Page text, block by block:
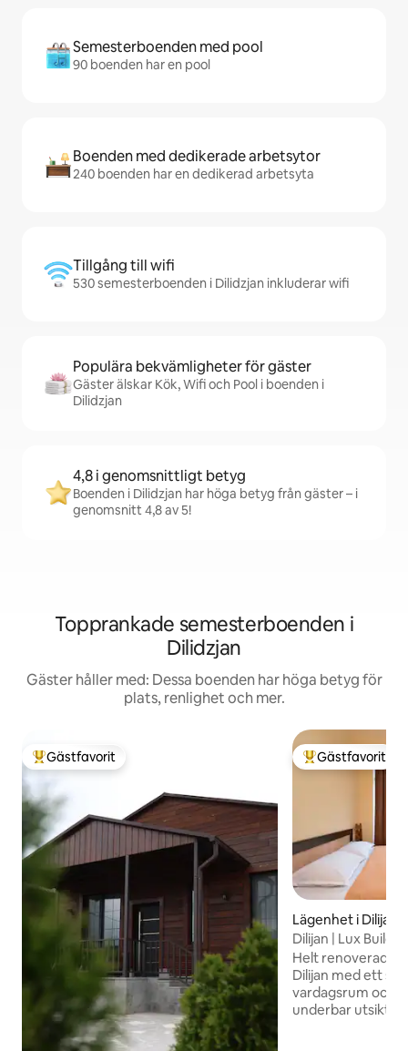
Semesterboenden med pool
90 boenden har en pool
Boenden med dedikerade arbetsytor
240 boenden har en dedikerad arbetsyta
Tillgång till wifi
530 semesterboenden i Dilidzjan inkluderar wifi
Populära bekvämligheter för gäster
Gäster älskar Kök, Wifi och Pool i boenden i
Dilidzjan
4,8 i genomsnittligt betyg
Boenden i Dilidzjan har höga betyg från gäster – i
genomsnitt 4,8 av 5!
Topprankade semesterboenden i
Dilidzjan
Gäster håller med: Dessa boenden har höga betyg för
plats, renlighet och mer.
Populär gästfavorit
Gästfavorit Populär
Gästfavorit
Lägenhet i Dilijan
Dilijan | Lux
Självincheckning
Helt renoverad
Dilijan med ett
vardagsrum och
underbar utsikt